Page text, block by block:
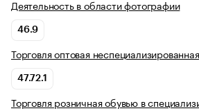
Деятельность в области фотографии
46.9
Торговля оптовая неспециализированная
47.72.1
Торговля розничная обувью в